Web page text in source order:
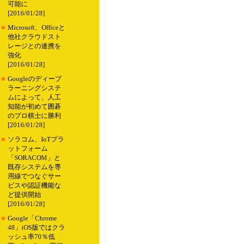
可能に
[2016/01/28]
■ Microsoft、Officeと
他社クラウドスト
レージとの連携を
強化
[2016/01/28]
■ Googleのディープ
ラーニングシステ
ムによって、人工
知能が初めて囲碁
のプロ棋士に勝利
[2016/01/28]
■ ソラコム、IoTプラ
ットフォーム
「SORACOM」と
既存システムを専
用線でつなぐサー
ビスや認証機能な
ど提供開始
[2016/01/28]
■ Google「Chrome
48」iOS版ではクラ
ッシュ率70％低